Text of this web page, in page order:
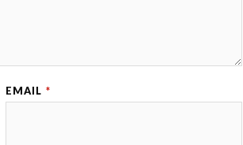
EMAIL *